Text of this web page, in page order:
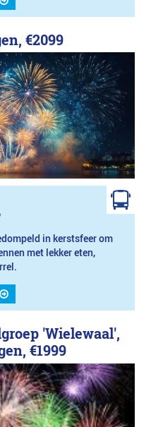
€2099
in kerstsfeer om
met lekker eten,
'Wielewaal',
€1999